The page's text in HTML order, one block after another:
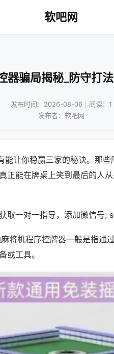
软吧网
器骗局揭秘_防守打
发布时间：2026-08-06｜阅读：1
发布者：软吧网
能让你稳赢三家的秘诀。那
正能在牌桌上笑到最后的人
取一对一指导，添加微信号;
将机程序控牌器一般是指通
或工具。